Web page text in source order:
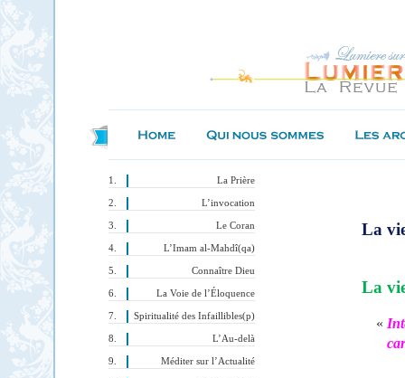
La Prière
L’invocation
Le Coran
L’Imam al-Mahdî(qa)
Connaître Dieu
La Voie de l’Éloquence
Spiritualité des Infaillibles(p)
L’Au-delà
Méditer sur l’Actualité
La
La
«